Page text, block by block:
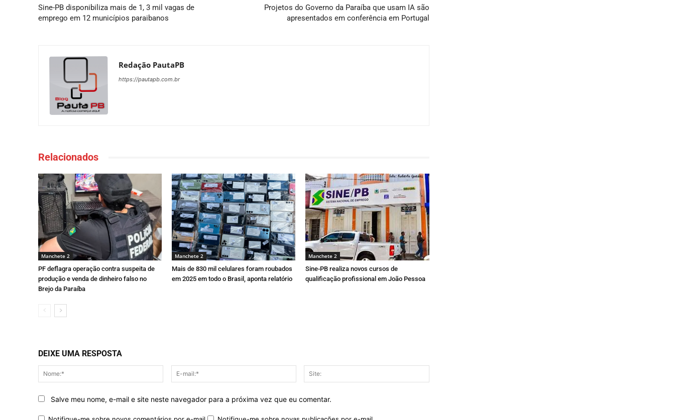
Sine-PB disponibiliza mais de 1, 3 mil vagas de
emprego em 12 municípios paraibanos
Projetos do Governo da Paraíba que usam IA são
apresentados em conferência em Portugal
Redação PautaPB
https://pautapb.com.br
Relacionados
Manchete 2
PF deflagra operação contra suspeita de
produção e venda de dinheiro falso no
Brejo da Paraíba
Manchete 2
Mais de 830 mil celulares foram roubados
em 2025 em todo o Brasil, aponta relatório
Manchete 2
Sine-PB realiza novos cursos de
qualificação profissional em João Pessoa
DEIXE UMA RESPOSTA
Nome:*
mail:*
Salve meu nome, e-mail e site neste navegador para a próxima vez que eu comentar.